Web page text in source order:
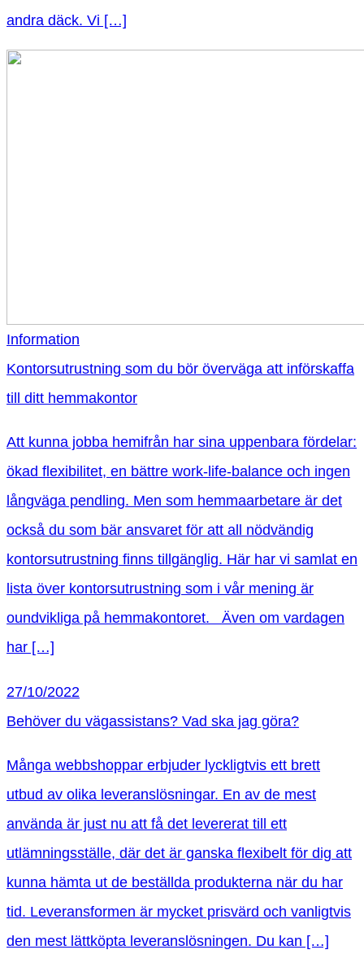
andra däck. Vi […]
Information
Kontorsutrustning som du bör överväga att införskaffa
till ditt hemmakontor
Att kunna jobba hemifrån har sina uppenbara fördelar:
ökad flexibilitet, en bättre work-life-balance och ingen
långväga pendling. Men som hemmaarbetare är det
också du som bär ansvaret för att all nödvändig
kontorsutrustning finns tillgänglig. Här har vi samlat en
lista över kontorsutrustning som i vår mening är
oundvikliga på hemmakontoret. Även om vardagen
har […]
27/10/2022
Behöver du vägassistans? Vad ska jag göra?
Många webbshoppar erbjuder lyckligtvis ett brett
utbud av olika leveranslösningar. En av de mest
använda är just nu att få det levererat till ett
utlämningsställe, där det är ganska flexibelt för dig att
kunna hämta ut de beställda produkterna när du har
tid. Leveransformen är mycket prisvärd och vanligtvis
den mest lättköpta leveranslösningen. Du kan […]